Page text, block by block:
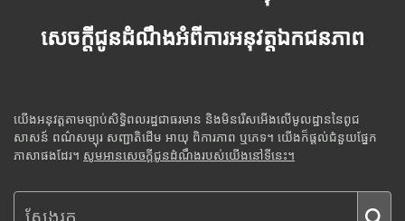
សេចក្តីជូនដំណឹងអំពីការអនុវត្តឯកជនភាព
យើងអនុវត្តតាមច្បាប់សិទ្ធិពលរដ្ឋជាធរមាន និងមិនរើសអើងលើមូលដ្ឋាននៃពូជ
សាសន៍ ពណ៌សម្បុរ សញ្ជាតិដើម អាយុ ពិការភាព ឬភេទ។ យើងក៏ផ្តល់ជំនួយផ្នែក
ភាសាផងដែរ។ សូមអានសេចក្តីជូនដំណឹងរបស់យើងនៅទីនេះ។